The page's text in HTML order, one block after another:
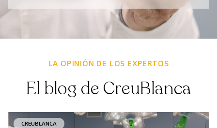
LA OPINIÓN DE LOS EXPERTOS
El blog de CreuBlanca
CREUBLANCA